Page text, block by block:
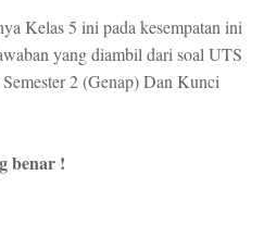
Kelas 5 ini pada kesempatan ini
yang diambil dari soal UTS
2 (Genap) Dan Kunci
benar !